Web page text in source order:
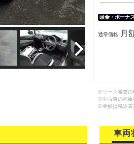
頭金・ボーナ
通常価格 月
※リース審査の
※中古車の在庫
※金額は税込表
車両